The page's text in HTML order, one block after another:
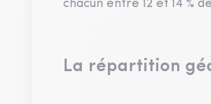
chacun entre 12 et 14 %
La répartition